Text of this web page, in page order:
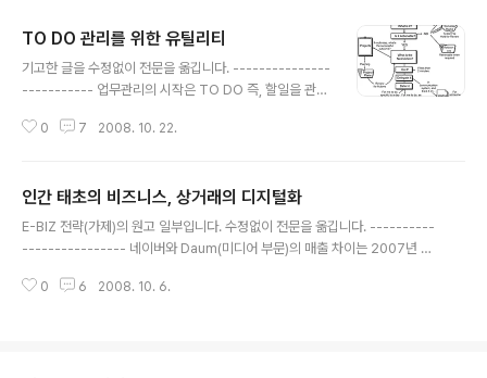
TO DO 관리를 위한 유틸리티
기고한 글을 수정없이 전문을 옮깁니다. ---------------
----------- 업무관리의 시작은 TO DO 즉, 할일을 관리
스는 다양하다. 훌륭한 툴을 이용하기 전에 TO DO 관리
습관과 개념을 잡는데 큰 도움이 되기도 한다. 다양한 TO
DO 관리의 유틸리티를 살펴본다. ◈ WWW 기반의 리멤
버더밀크 TO DO를 관리하는데 David Allen라는 분이
론입니다. 이 방식을 이용하면 TO DO를 관리하는데 개념
0 7 2008. 10. 22.
인간 태초의 비즈니스, 상거래의 디지털화
E-BIZ 전략(가제)의 원고 일부입니다. 수정없이 전문을 옮깁니다. ----------
---------------- 네이버와 Daum(미디어 부문)의 매출 차이는 2007년 기
40%가 넘는 영업이익률을 달성했다. 그럼에도 불구하고 시가 총액은 10배 정
0 6 2008. 10. 6.